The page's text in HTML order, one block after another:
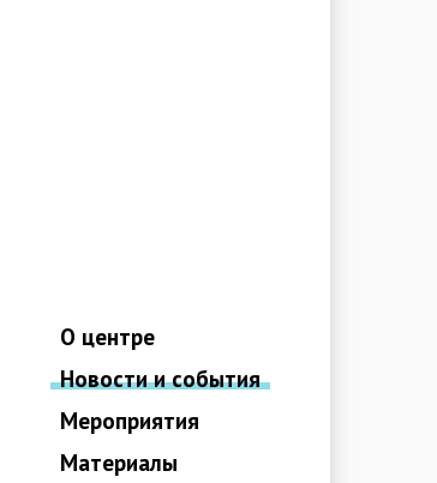
О центре
Новости и события
Мероприятия
Материалы